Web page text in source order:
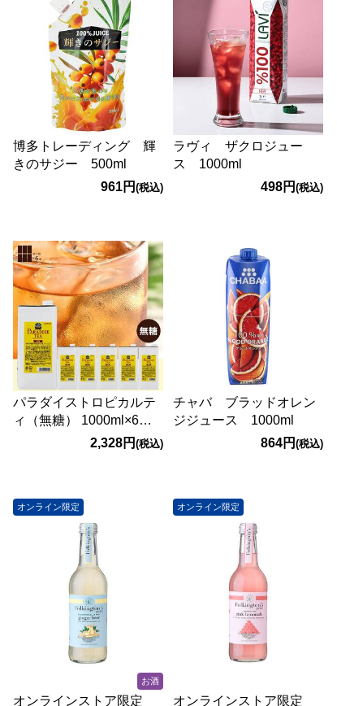
博多トレーディング 輝
きのサジー 500ml
961円(税込)
ラヴィ ザクロジュー
ス 1000ml
498円 (税込)
パラダイストロピカルテ
ィ（無糖） 1000ml×6本
【賞味期限：2027/1/9】
2,328円(税込)
チャバ ブラッドオレン
ジジュース 1000ml
864円 (税込)
オンライン限定
お酒
オンラインストア限定
オンライン限定
オンラインストア限定